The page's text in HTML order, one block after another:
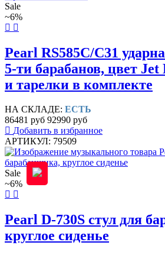
Sale
~6%
Pearl RS585C/C31
5-ти барабанов, цвет
и тарелки в комплекте
НА СКЛАДЕ: ЕСТЬ
86481 руб 92990 руб
Добавить в избранное
АРТИКУЛ: 79509
Sale
~6%
Pearl D-730S стул для
круглое сиденье